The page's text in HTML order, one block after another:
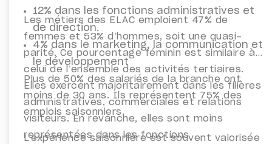
12% dans les fonctions administratives et
de direction.
4% dans le marketing, la communication et
le développement
Les métiers des ELAC emploient 47% de
femmes et 53% d’hommes, soit une quasi-
parité. Ce pourcentage féminin est similaire à
celui de l’ensemble des activités tertiaires.
Elles exercent majoritairement dans les filières
administratives, commerciales et relations
visiteurs. En revanche, elles sont moins
représentées dans les fonctions
Plus de 50% des salariés de la branche ont
moins de 30 ans. Ils représentent 75% des
emplois saisonniers.
L’expérience saisonnière est souvent valorisée